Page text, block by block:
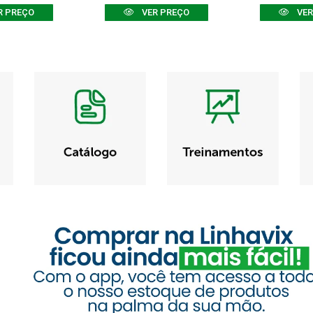
PREÇO VER PREÇO